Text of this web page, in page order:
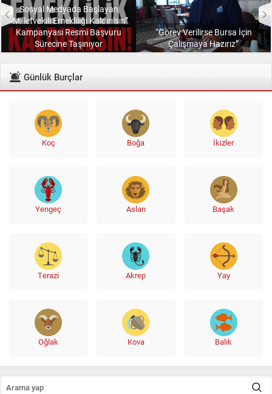
Sosyal Medyada Başlayan
“Milletvekili Emekliliği Kaldırılsın”
Kampanyası Resmi Başvuru
Sürecine Taşınıyor
“Görev Verilirse Bursa İçin
Çalışmaya Hazırız”
Günlük Burçlar
Koç Boğa İkizler
Yengeç Aslan Başak
Terazi Akrep Yay
Oğlak Kova Balık